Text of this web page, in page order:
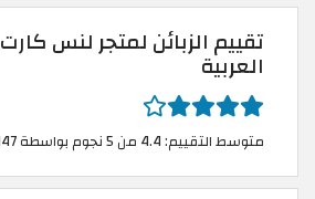
تقييم الزبائن لمتجر لنس
العربية
متوسط التقييم: 4.4 من 5 نجوم بواسطة 48447 مستخدم